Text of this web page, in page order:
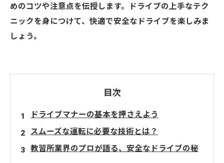
めのコツや注意点を伝授します。ドライブの上手なテク
ニックを身につけて、快適で安全なドライブを楽しみま
しょう。
目次
ドライブマナーの基本を押さえよう
スムーズな運転に必要な技術とは？
教習所業界のプロが語る、安全なドライブの秘